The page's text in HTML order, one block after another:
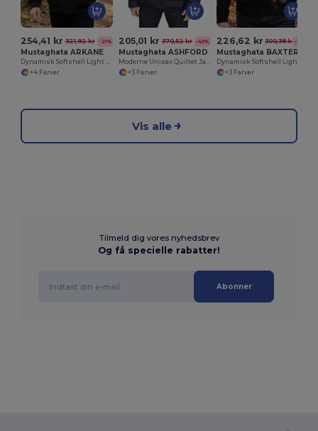
254,41 kr 321,92 kr -21%
Mustaghata ARKANE
Dynamisk Softshell Light Jakke
+4 Farver
205,01 kr 370,52 kr -45%
Mustaghata ASHFORD
Moderne Unisex Quiltet Jakke med Lynlåslommer
+3 Farver
226,62 kr 300,38 kr-25%
Mustaghata BAXTER
+3 Farver
Vis alle
Tilmeld dig vores nyhedsbrev
Og få specielle rabatter!
Abonner